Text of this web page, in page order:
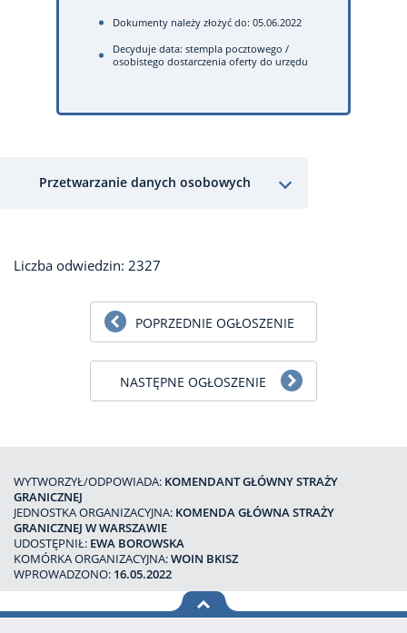
Dokumenty należy złożyć do: 05.06.2022
Decyduje data: stempla pocztowego /
osobistego dostarczenia oferty do urzędu
Przetwarzanie danych osobowych
Liczba odwiedzin: 2327
POPRZEDNIE OGŁOSZENIE
NASTĘPNE OGŁOSZENIE
WYTWORZYŁ/ODPOWIADA: KOMENDANT GŁÓWNY STRAŻY
GRANICZNEJ
JEDNOSTKA ORGANIZACYJNA: KOMENDA GŁÓWNA STRAŻY
GRANICZNEJ W WARSZAWIE
UDOSTĘPNIŁ: EWA BOROWSKA
KOMÓRKA ORGANIZACYJNA:WOIN BKISZ
WPROWADZONO: 16.05.2022
na górę